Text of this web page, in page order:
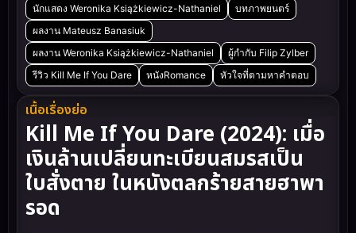
นักแสดง Weronika Książkiewicz-Nathaniel
บทภาพยนตร์
ผลงาน Mateusz Banasiuk
ผลงาน Weronika Książkiewicz-Nathaniel
ผู้กำกับ Filip Zylber
รีวิว Kill Me If You Dare
หนังRomance หัวใจที่ตามหาคำตอบ
เนื้อเรื่องย่อ
Kill Me If You Dare (2024): เมื่อ
เงินล้านเปลี่ยนทะเบียนสมรสเป็น
ใบสั่งตาย ในหนังตลกร้ายสายฮาพา
รอด